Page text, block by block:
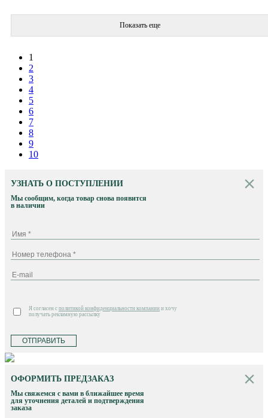
Показать еще
1
2
3
4
5
6
7
8
9
10
УЗНАТЬ О ПОСТУПЛЕНИИ
Мы сообщим, когда товар снова появится
в наличии
Я согласен с политикой конфиденциальности компании и хочу
получать рекламную рассылку
ОТПРАВИТЬ
ОФОРМИТЬ ПРЕДЗАКАЗ
Мы свяжемся с вами в ближайшее время
для уточнения деталей и подтверждения
заказа